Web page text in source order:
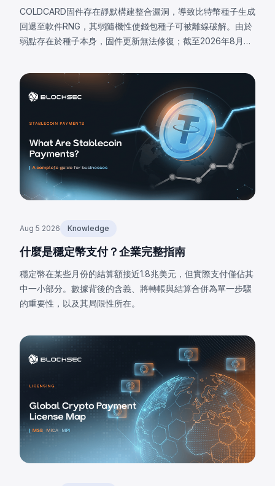
COLDCARD固件存在靜默構建整合漏洞，導致比特幣種子生成
回退至軟件RNG，其弱隨機性使錢包種子可被離線破解。由於
弱點存在於種子本身，固件更新無法修復；截至2026年8月7
Aug 5 2026 Knowledge
什麼是穩定幣支付？企業完整指南
穩定幣在某些月份的結算額接近1.8兆美元，但實際支付僅佔其
中一小部分。數據背後的含義、將轉帳與結算合併為單一步驟
的重要性，以及其局限性所在。